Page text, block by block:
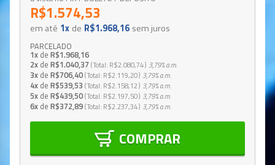
R$1.574,53
em até 1x de R$1.968,16 sem juros
PARCELADO
1x de R$1.968,16
2x de R$1.040,37 Total R$2.080,74 3,79%a.m.
3x de R$706,40 Total R$2.119,20 3,79%a.m.
4x de R$539,53 Total R$2.158,12 3,79%a.m.
5x de R$439,50 Total R$2.197,50 3,79%a.m.
6x de R$372,89 Total R$2.237,34 3,79%a.m.
COMPRAR